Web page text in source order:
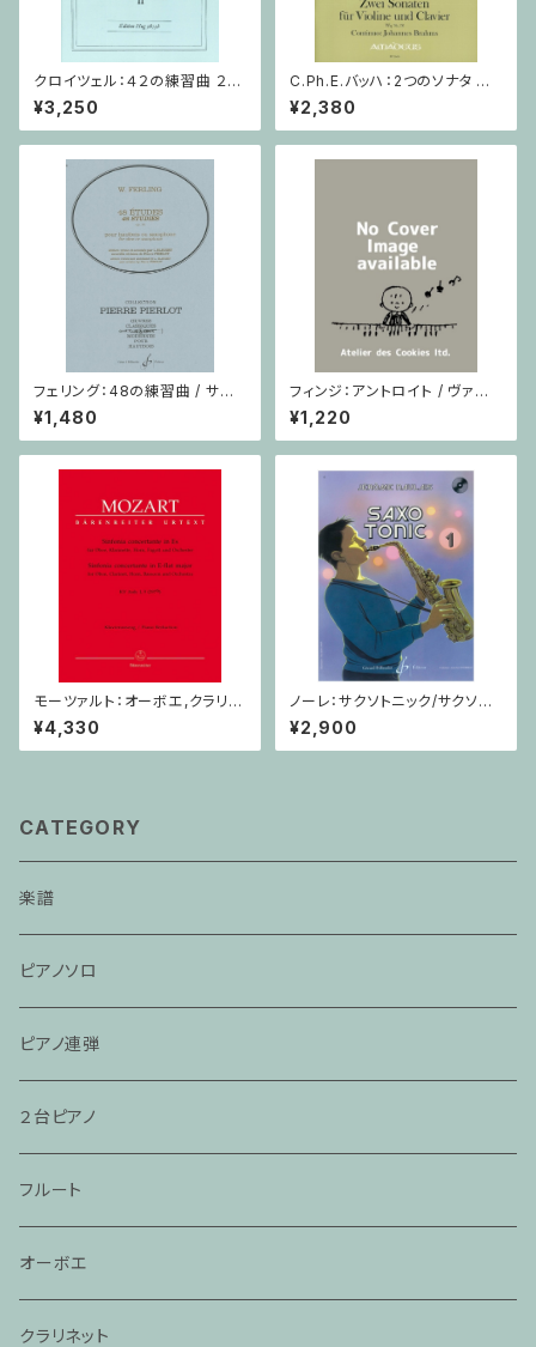
クロイツェル：４２の練習曲 ２巻
/ ヴァイオリン教本
¥3,250
C.Ph.E.バッハ：2つのソナタ Wq
76, 78 / ヴァイオリン・ピアノ
¥2,380
フェリング：48の練習曲 / サク
ソフォーンorオーボエ
¥1,480
フィンジ：アントロイト / ヴァイ
オリン・ピアノ
¥1,220
モーツァルト：オーボエ,クラリネ
ット,ホルン,ファゴットと管弦楽
のための協奏交響曲 / オーボ
エ,クラリネット,ホルン,ファゴッ
¥4,330
ノーレ：サクソトニック/サクソフ
ォーン・CD
¥2,900
CATEGORY
楽譜
ピアノソロ
ピアノ連弾
２台ピアノ
フルート
オーボエ
クラリネット